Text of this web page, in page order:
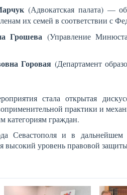
(Адвокатская палата) —
их семей в соответствии с
Грошева (Управление
Горовая (Департамент
стала открытая
практики и
категориям граждан.
Севастополя и в
высокий уровень правовой